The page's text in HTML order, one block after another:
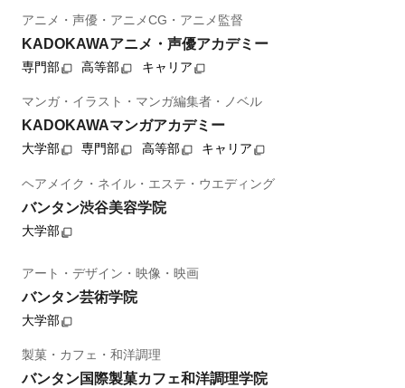
アニメ・声優・アニメCG・アニメ監督
KADOKAWAアニメ・声優アカデミー
専門部 高等部 キャリア
マンガ・イラスト・マンガ編集者・ノベル
KADOKAWAマンガアカデミー
大学部 専門部 高等部 キャリア
ヘアメイク・ネイル・エステ・ウエディング
バンタン渋谷美容学院
大学部
アート・デザイン・映像・映画
バンタン芸術学院
大学部
製菓・カフェ・和洋調理
バンタン国際製菓カフェ和洋調理学院